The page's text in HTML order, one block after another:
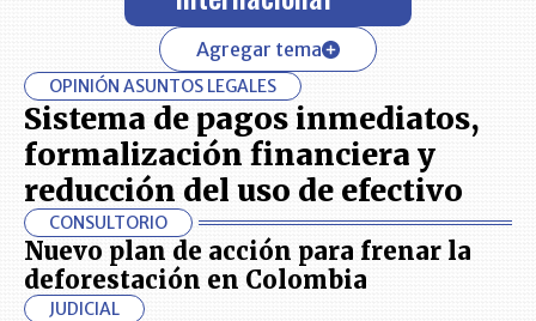
Agregar tema
OPINIÓN ASUNTOS LEGALES
Sistema de pagos inmediatos,
formalización financiera y
reducción del uso de efectivo
CONSULTORIO
Nuevo plan de acción para frenar la
deforestación en Colombia
JUDICIAL